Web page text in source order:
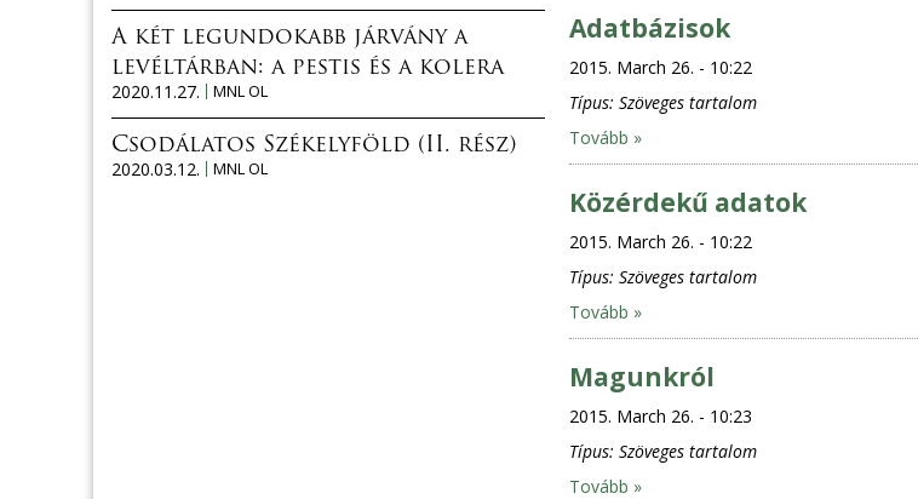
Adatbázisok
2015. March 26. - 10:22
Típus: Szöveges tartalom
Tovább »
Közérdekű adatok
2015. March 26. - 10:22
Típus: Szöveges tartalom
Tovább »
Magunkról
2015. March 26. - 10:23
Típus: Szöveges tartalom
Tovább »
A két legundokabb járvány a
levéltárban: a pestis és a kolera
2020.11.27.
MNL OL
Csodálatos Székelyföld (II. rész)
2020.03.12.
MNL OL